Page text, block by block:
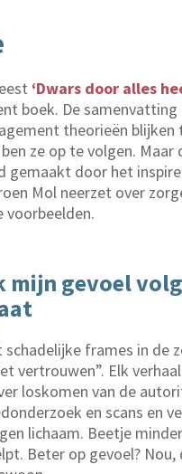
‘Dwars door alles
boek. De samenvatting
theorieën blijken
ze op te volgen.
gemaakt door het
Mol neerzet over
voorbeelden.
mijn gevoel
schadelijke frames in de
vertrouwen”. Elk
loskomen van de
en scans en
lichaam. Beetje
Beter op gevoel? Nou,